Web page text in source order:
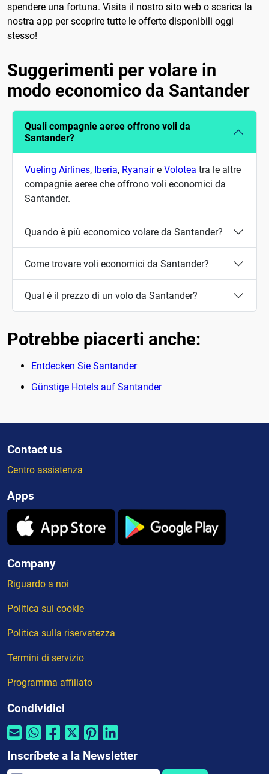
spendere una fortuna. Visita il nostro sito web o scarica la
nostra app per scoprire tutte le offerte disponibili oggi
stesso!
Suggerimenti per volare in
modo economico da Santander
Quali compagnie aeree offrono voli da
Santander?
Vueling Airlines, Iberia, Ryanaire Volotea tra le altre
compagnie aeree che offrono voli economici da
Santander.
Quando è più economico volare da Santander?
Come trovare voli economici da Santander?
Qual è il prezzo di un volo da Santander?
Potrebbe piacerti anche:
Entdecken Sie Santander
Günstige Hotels auf Santander
Contact us
Centro assistenza
Apps
Company
Riguardo a noi
Politica sui cookie
Politica sulla riservatezza
Termini di servizio
Programma affiliato
Condividici
Inscríbete a la Newsletter